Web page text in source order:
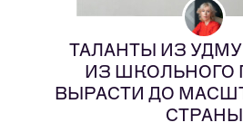
ТАЛАНТЫ ИЗ
ИЗ ШКОЛЬНОГО
ВЫРАСТИ ДО
СТРАНЫ